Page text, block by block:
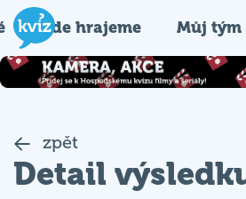
Kde hrajeme Můj tým
zpět
Detail